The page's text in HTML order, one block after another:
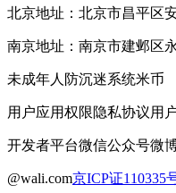
北京地址：北京市昌平区
南京地址：南京市建邺区
未成年人防沉迷系统米币
用户应用权限隐私协议用
开发者平台微信公众号微
@wali.com京ICP证110335